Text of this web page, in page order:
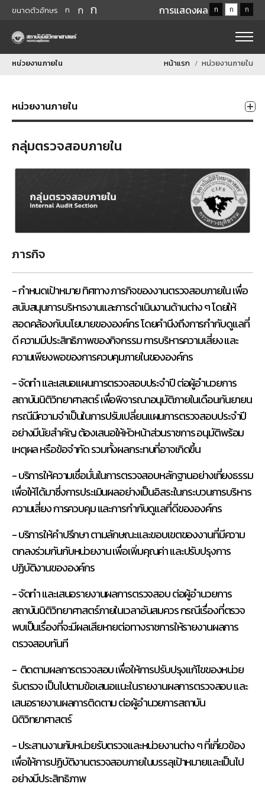
ขนาดตัวอักษร ก ก ก การแสดงผล ก ก ก
หน่วยงานภายใน หน้าแรก หน่วยงานภายใน
หน่วยงานภายใน
กลุ่มตรวจสอบภายใน
ภารกิจ
- กำหนดเป้าหมาย ทิศทาง ภารกิจของงานตรวจสอบภายใน เพื่อ
สนับสนุนการบริหารงานและการดำเนินงานด้านต่าง ๆ โดยให้
สอดคล้องกับนโยบายขององค์กร โดยคำนึงถึงการกำกับดูแลที่
ดี ความมีประสิทธิภาพของกิจกรรม การบริหารความเสี่ยง และ
ความเพียงพอของการควบคุมภายในขององค์กร
- จัดทำ และเสนอแผนการตรวจสอบประจำปี ต่อผู้อำนวยการ
สถาบันนิติวิทยาศาสตร์ เพื่อพิจารณาอนุมัติภายในเดือนกันยายน
กรณีมีความจำเป็นในการปรับเปลี่ยนแผนการตรวจสอบประจำปี
อย่างมีนัยสำคัญ ต้องเสนอให้หัวหน้าส่วนราชการ อนุมัติพร้อม
เหตุผล หรือข้อจำกัด รวมทั้งผลกระทบที่อาจเกิดขึ้น
- บริการให้ความเชื่อมั่นในการตรวจสอบหลักฐานอย่างเที่ยงธรรม
เพื่อให้ได้มาซึ่งการประเมินผลอย่างเป็นอิสระในกระบวนการบริหาร
ความเสี่ยง การควบคุม และการกำกับดูแลที่ดีขององค์กร
- บริการให้คำปรึกษา ตามลักษณะและขอบเขตของงานที่มีความ
ตกลงร่วมกันกับหน่วยงาน เพื่อเพิ่มคุณค่า และปรับปรุงการ
ปฏิบัติงานขององค์กร
- จัดทำ และเสนอรายงานผลการตรวจสอบ ต่อผู้อำนวยการ
สถาบันนิติวิทยาศาสตร์ภายในเวลาอันสมควร กรณีเรื่องที่ตรวจ
พบเป็นเรื่องที่จะมีผลเสียหายต่อทางราชการให้รายงานผลการ
ตรวจสอบทันที
- ติดตามผลการตรวจสอบ เพื่อให้การปรับปรุงแก้ไขของหน่วย
รับตรวจ เป็นไปตามข้อเสนอแนะในรายงานผลการตรวจสอบ และ
เสนอรายงานผลการติดตาม ต่อผู้อำนวยการสถาบัน
นิติวิทยาศาสตร์
- ประสานงานกับหน่วยรับตรวจและหน่วยงานต่าง ๆ ที่เกี่ยวข้อง
เพื่อให้การปฏิบัติงานตรวจสอบภายในบรรลุเป้าหมายและเป็นไป
อย่างมีประสิทธิภาพ